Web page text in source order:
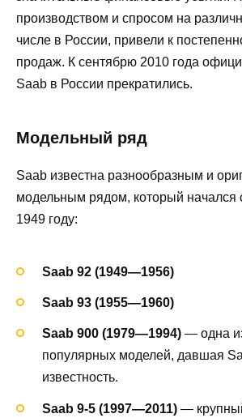
производством и спросом на
числе в России, привели к
продаж. К сентябрю 2010 года
Saab в России прекратились.
Модельный ряд
Saab известна разнообразным и
модельным рядом, который начался
1949 году:
Saab 92 (1949—1956)
Saab 93 (1955—1960)
Saab 900 (1979—1994) — одна
популярных моделей, давшая
известность.
Saab 9-5 (1997—2011) —